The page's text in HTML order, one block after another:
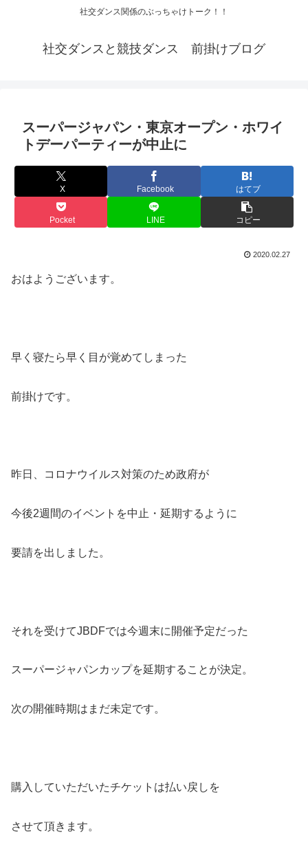
社交ダンス関係のぶっちゃけトーク！！
社交ダンスと競技ダンス 前掛けブログ
スーパージャパン・東京オープン・ホワイ
トデーパーティーが中止に
X Facebook はてブ
Pocket LINE コピー
2020.02.27
おはようございます。
早く寝たら早く目が覚めてしまった
前掛けです。
昨日、コロナウイルス対策のため政府が
今後2週間のイベントを中止・延期するように
要請を出しました。
それを受けてJBDFでは今週末に開催予定だった
スーパージャパンカップを延期することが決定。
次の開催時期はまだ未定です。
購入していただいたチケットは払い戻しを
させて頂きます。